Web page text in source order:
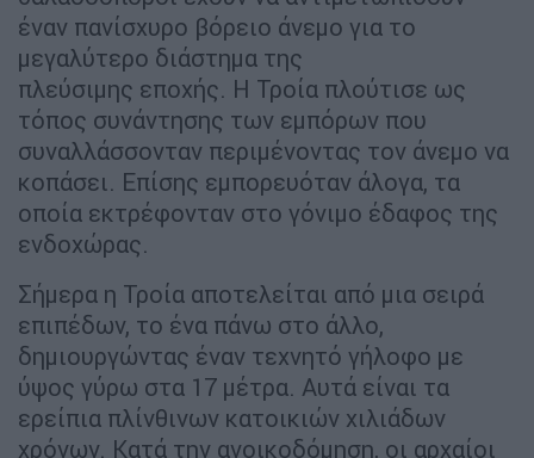
έναν πανίσχυρο βόρειο άνεμο για το
μεγαλύτερο διάστημα της
πλεύσιμης εποχής. Η Τροία πλούτισε ως
τόπος συνάντησης των εμπόρων που
συναλλάσσονταν περιμένοντας τον άνεμο να
κοπάσει. Επίσης εμπορευόταν άλογα, τα
οποία εκτρέφονταν στο γόνιμο έδαφος της
ενδοχώρας.
Σήμερα η Τροία αποτελείται από μια σειρά
επιπέδων, το ένα πάνω στο άλλο,
δημιουργώντας έναν τεχνητό γήλοφο με
ύψος γύρω στα 17 μέτρα. Αυτά είναι τα
ερείπια πλίνθινων κατοικιών χιλιάδων
χρόνων. Κατά την ανοικοδόμηση, οι αρχαίοι